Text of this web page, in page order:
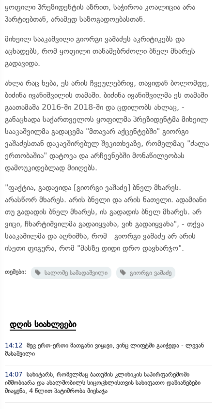
ყოფილი პრეზიდენტის აზრით, საჭიროა კოალიცია არა
პარტიებთან, არამედ საზოგადოებასთან.
მიხეილ სააკაშვილი გიორგი ვაშაძეს აკრიტიკებს და
აცხადებს, რომ ყოფილი თანამებრძოლი ბნელ მხარეს
გადავიდა.
ახლა რაც ხება, ეს არის ჩვეულებრივ, თავიდან ბოლომდე,
ბიძინა ივანიშვილის თამაში. ბიძინა ივანიშვილმა ეს თამაში
გაათამაშა 2016-ში 2018-ში და ცდილობს ახლაც, -
განაცხადა საქართველოს ყოფილმა პრეზიდენტმა მიხეილ
სააკაშვილმა გადაცემა "მთავარ აქცენტებში" გიორგი
ვაშაძესთან დაკავშირებულ შეკითხვაზე, რომელმაც "ძალა
ერთობაშია" დატოვა და არჩევნებში მონაწილეობას
დამოუკიდებლად მიიღებს.
"ფაქტია, გადავიდა [გიორგი ვაშაძე] ბნელ მხარეს.
არასწორ მხარეს. არის ბნელი და არის ნათელი. ადამიანი
თუ გადადის ბნელ მხარეს, ის გადადის ბნელ მხარეს. არ
ვიცი, ჩხარტიშვილმა გადაიყვანა, ვინ გადაიყვანა", - თქვა
სააკაშილმა და აღნიშნა, რომ გიორგი ვაშაძე არ არის
ისეთი ფიგურა, რომ "მასზე დიდი დრო დავხარჯო".
თემები: სალომე სამადაშვილი გიორგი ვაშაძე
დღის სიახლეები
14:12 მეც ერთ-ერთი მათგანი ვიყავი, ვინც ლიფტში გაიჭედა - ლევან
მახაშვილი
14:07 სანიტარს, რომელმაც ბათუმის კლინიკის საპირფარეშოში
იმშობიარა და ახალშობილს სიცოცხლისთვის სახიფათო დაზიანებები
მიაყენა, 4 წლით პატიმრობა მიესაჯა